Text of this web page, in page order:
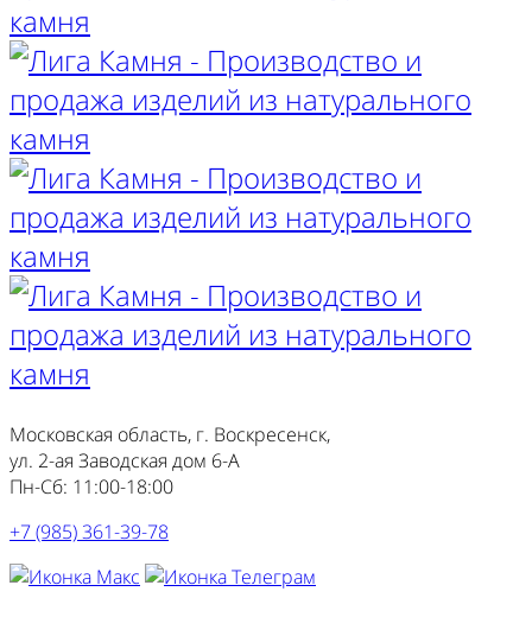
Московская область, г. Воскресенск,
ул. 2-ая Заводская дом 6-А
Пн-Сб: 11:00-18:00
+7 (985) 361-39-78